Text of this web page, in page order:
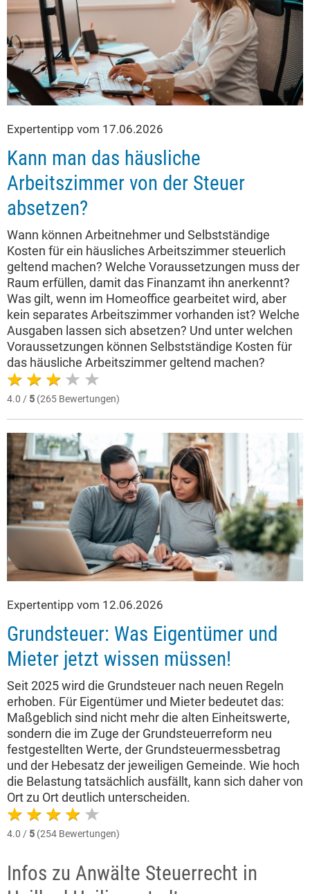
Expertentipp vom 17.06.2026
Kann man das häusliche
Arbeitszimmer von der Steuer
absetzen?
Wann können Arbeitnehmer und Selbstständige
Kosten für ein häusliches Arbeitszimmer steuerlich
geltend machen? Welche Voraussetzungen muss der
Raum erfüllen, damit das Finanzamt ihn anerkennt?
Was gilt, wenn im Homeoffice gearbeitet wird, aber
kein separates Arbeitszimmer vorhanden ist? Welche
Ausgaben lassen sich absetzen? Und unter welchen
Voraussetzungen können Selbstständige Kosten für
das häusliche Arbeitszimmer geltend machen?
4.0 / 5 (265 Bewertungen)
Expertentipp vom 12.06.2026
Grundsteuer: Was Eigentümer und
Mieter jetzt wissen müssen!
Seit 2025 wird die Grundsteuer nach neuen Regeln
erhoben. Für Eigentümer und Mieter bedeutet das:
Maßgeblich sind nicht mehr die alten Einheitswerte,
sondern die im Zuge der Grundsteuerreform neu
festgestellten Werte, der Grundsteuermessbetrag
und der Hebesatz der jeweiligen Gemeinde. Wie hoch
die Belastung tatsächlich ausfällt, kann sich daher von
Ort zu Ort deutlich unterscheiden.
4.0 / 5 (254 Bewertungen)
Infos zu Anwälte Steuerrecht in